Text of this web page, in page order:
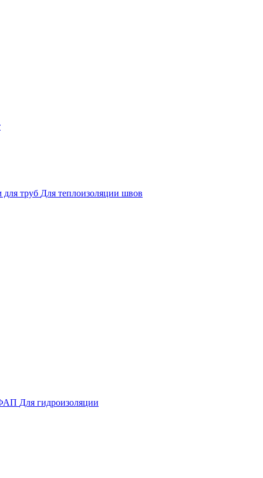
для труб Для теплоизоляции швов
Для гидроизоляции